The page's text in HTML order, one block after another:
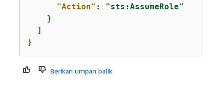
"Action" : "sts:AssumeRole"
    }
  ]
}
Berikan umpan balik